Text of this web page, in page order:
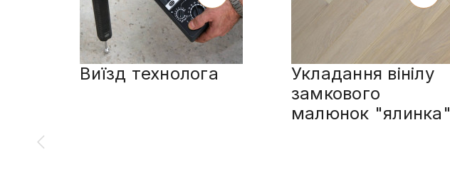
Виїзд технолога
Укладання вінілу
замкового
малюнок "ялинка"